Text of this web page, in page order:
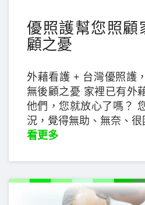
優照護幫您照顧
顧之憂
外藉看護 + 台灣優照護
無後顧之憂 家裡已有外
他們，您就放心了嗎？
況，覺得無助、無奈、
看更多